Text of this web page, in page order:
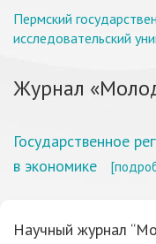
Пермский
исследовательский
Журнал
Государственное
в экономике
Научный журнал